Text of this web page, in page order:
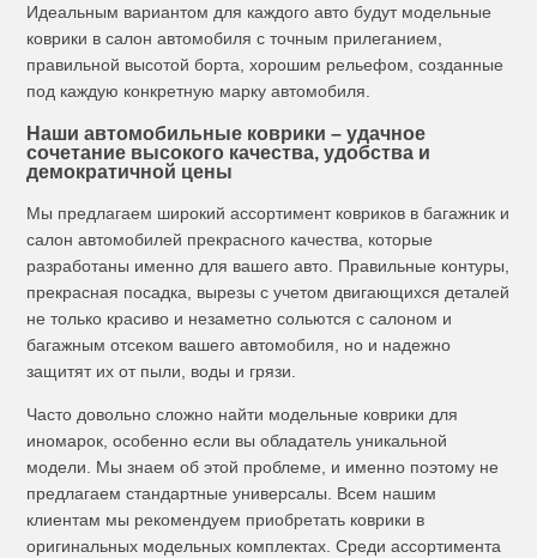
Идеальным вариантом для каждого авто будут модельные
коврики в салон автомобиля с точным прилеганием,
правильной высотой борта, хорошим рельефом, созданные
под каждую конкретную марку автомобиля.
Наши автомобильные коврики – удачное
сочетание высокого качества, удобства и
демократичной цены
Мы предлагаем широкий ассортимент ковриков в багажник и
салон автомобилей прекрасного качества, которые
разработаны именно для вашего авто. Правильные контуры,
прекрасная посадка, вырезы с учетом двигающихся деталей
не только красиво и незаметно сольются с салоном и
багажным отсеком вашего автомобиля, но и надежно
защитят их от пыли, воды и грязи.
Часто довольно сложно найти модельные коврики для
иномарок, особенно если вы обладатель уникальной
модели. Мы знаем об этой проблеме, и именно поэтому не
предлагаем стандартные универсалы. Всем нашим
клиентам мы рекомендуем приобретать коврики в
оригинальных модельных комплектах. Среди ассортимента